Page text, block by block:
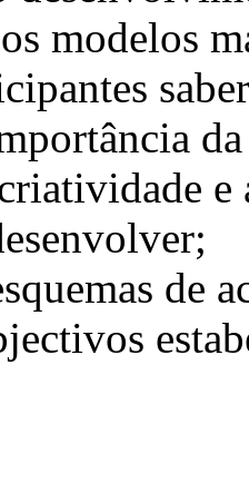
modelos
e
de